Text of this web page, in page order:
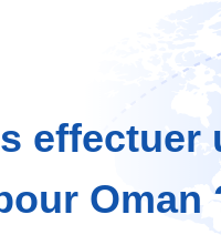
effectuer
Oman